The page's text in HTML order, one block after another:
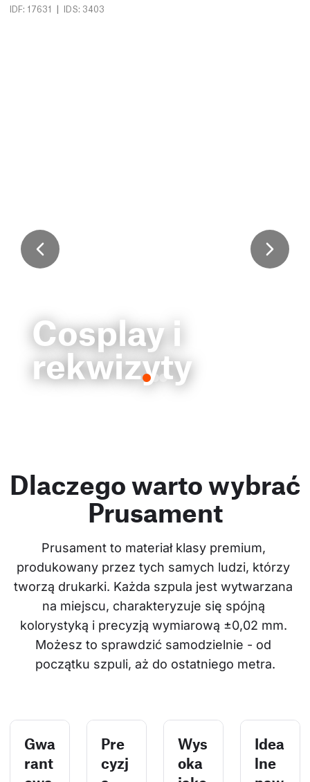
IDF: 17631 | IDS: 3403
Cosplay i
rekwizyty
Dlaczego warto wybrać
Prusament
Prusament to materiał klasy premium,
produkowany przez tych samych ludzi, którzy
tworzą drukarki. Każda szpula jest wytwarzana
na miejscu, charakteryzuje się spójną
kolorystyką i precyzją wymiarową ±0,02 mm.
Możesz to sprawdzić samodzielnie - od
początku szpuli, aż do ostatniego metra.
Gwa
rant
Pre
cyzj
Wys
oka
Idea
lne